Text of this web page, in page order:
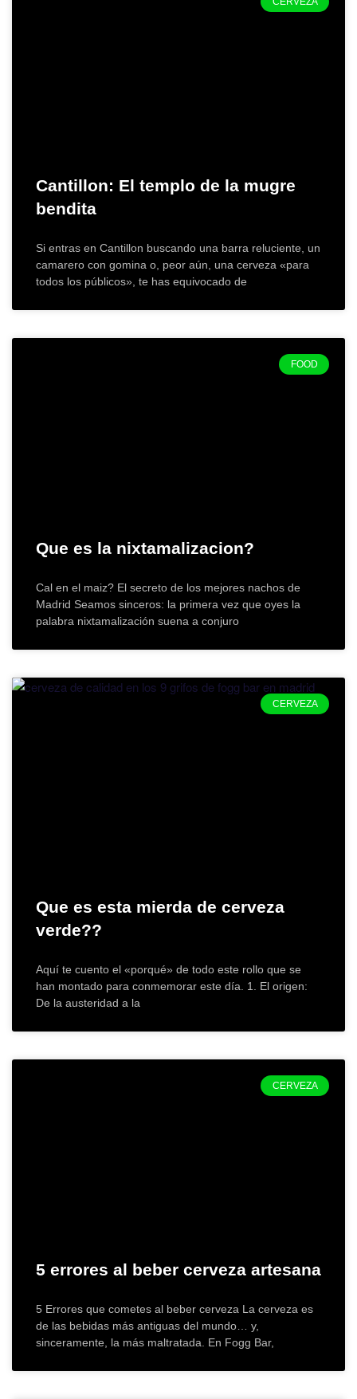
Cantillon: El templo de la mugre
bendita
​Si entras en Cantillon buscando una barra reluciente, un
camarero con gomina o, peor aún, una cerveza «para
todos los públicos», te has equivocado de
FOOD
Que es la nixtamalizacion?
Cal en el maiz? El secreto de los mejores nachos de
Madrid Seamos sinceros: la primera vez que oyes la
palabra nixtamalización suena a conjuro
CERVEZA
Que es esta mierda de cerveza
verde??
Aquí te cuento el «porqué» de todo este rollo que se
han montado para conmemorar este día. 1. El origen:
De la austeridad a la
CERVEZA
5 errores al beber cerveza artesana
5 Errores que cometes al beber cerveza La cerveza es
de las bebidas más antiguas del mundo… y,
sinceramente, la más maltratada. En Fogg Bar,